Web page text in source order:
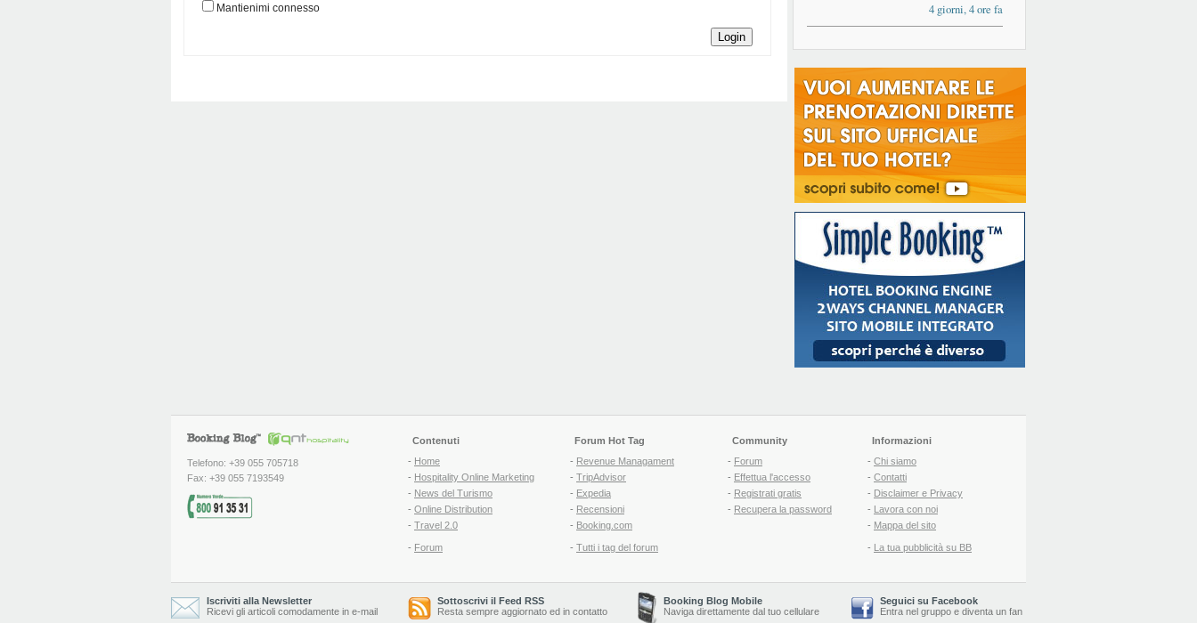
Mantienimi connesso
Login
4 giorni, 4 ore fa
Telefono: +39 055 705718
Fax: +39 055 7193549
Contenuti
- Home
- Hospitality Online Marketing
- News del Turismo
- Online Distribution
- Travel 2.0
- Forum
Forum Hot Tag
- Revenue Managament
- TripAdvisor
- Expedia
- Recensioni
- Booking.com
- Tutti i tag del forum
Community
- Forum
- Effettua l'accesso
- Registrati gratis
- Recupera la password
Informazioni
- Chi siamo
- Contatti
- Disclaimer e Privacy
- Lavora con noi
- Mappa del sito
- La tua pubblicità su BB
Iscriviti alla Newsletter
Ricevi gli articoli comodamente in e-mail
Sottoscrivi il Feed RSS
Resta sempre aggiornato ed in contatto
Booking Blog Mobile
Naviga direttamente dal tuo cellulare
Seguici su Facebook
Entra nel gruppo e diventa un fan